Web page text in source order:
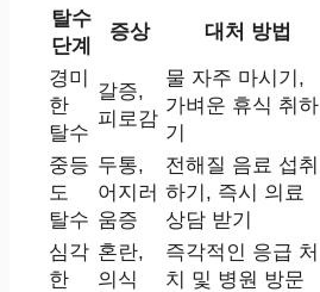
탈수
단계
증상 대처 방법
경미
한
탈수
갈증,
피로감
물 자주 마시기,
가벼운 휴식 취하
기
중등
도
탈수
두통,
어지러
움증
전해질 음료 섭취
하기, 즉시 의료
상담 받기
심각
한
혼란,
의식
즉각적인 응급 처
치 및 병원 방문